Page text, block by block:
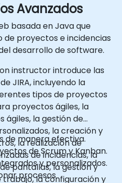
Avanzados
basada en Java que
proyectos e incidencias
desarrollo de software.
instructor introduce las
JIRA, incluyendo la
tipos de proyectos
proyectos ágiles, la
ágiles, la gestión de
la creación y
la realización de
de incidencias, la
pantallas, la gestión y
la configuración y
de manera efectiva.
de Scrum y Kanban.
y personalizados.
procesos